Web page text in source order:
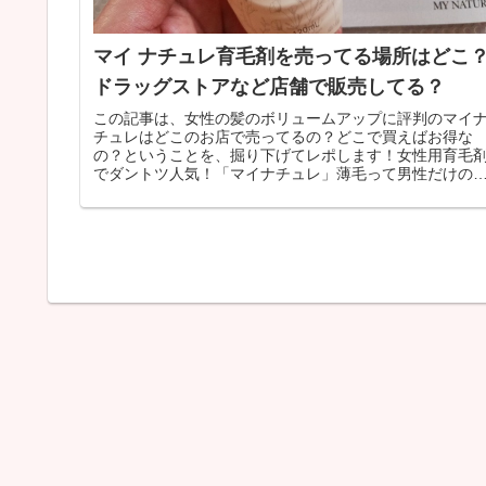
マイ ナチュレ育毛剤を売ってる場所はどこ？
ドラッグストアなど店舗で販売してる？
この記事は、女性の髪のボリュームアップに評判のマイナ
チュレはどこのお店で売ってるの？どこで買えばお得な
の？ということを、掘り下げてレポします！女性用育毛剤
でダントツ人気！「マイナチュレ」薄毛って男性だけのも